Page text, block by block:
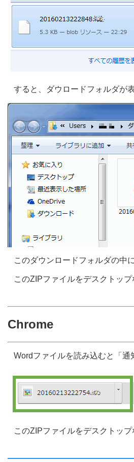
すると、ダウロードフォルダが
このダウンロードフォルダの中
このZIPファイルをデスクトッ
Chrome
Wordファイルを読み込むと「通
このZIPファイルをデスクトッ